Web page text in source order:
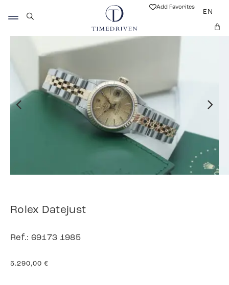
Add Favorites
EN
Rolex Datejust
Ref.: 69173 1985
5.290,00 €